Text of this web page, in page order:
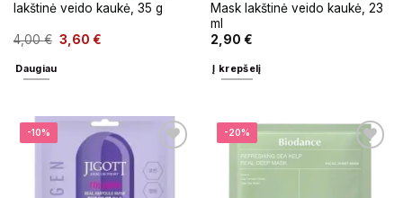
lakštinė veido kaukė, 35 g
4,00€ 3,60 €
Daugiau
Mask lakštinė veido kaukė, 23
ml
2,90 €
Į krepšelį
-10% -20%